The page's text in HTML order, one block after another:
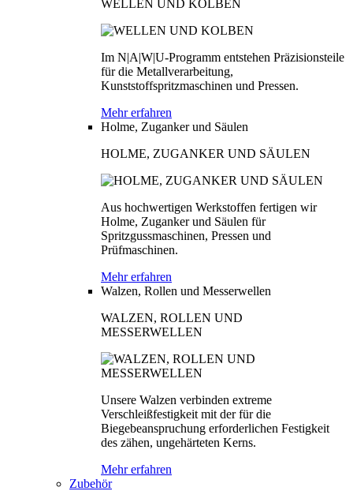
WELLEN UND KOLBEN
Im N|A|W|U-Programm entstehen Präzisionsteile
für die Metallverarbeitung,
Kunststoffspritzmaschinen und Pressen.
Mehr erfahren
Holme, Zuganker und Säulen
HOLME, ZUGANKER UND SÄULEN
Aus hochwertigen Werkstoffen fertigen wir
Holme, Zuganker und Säulen für
Spritzgussmaschinen, Pressen und
Prüfmaschinen.
Mehr erfahren
Walzen, Rollen und Messerwellen
WALZEN, ROLLEN UND
MESSERWELLEN
Unsere Walzen verbinden extreme
Verschleißfestigkeit mit der für die
Biegebeanspruchung erforderlichen Festigkeit
des zähen, ungehärteten Kerns.
Mehr erfahren
Zubehör